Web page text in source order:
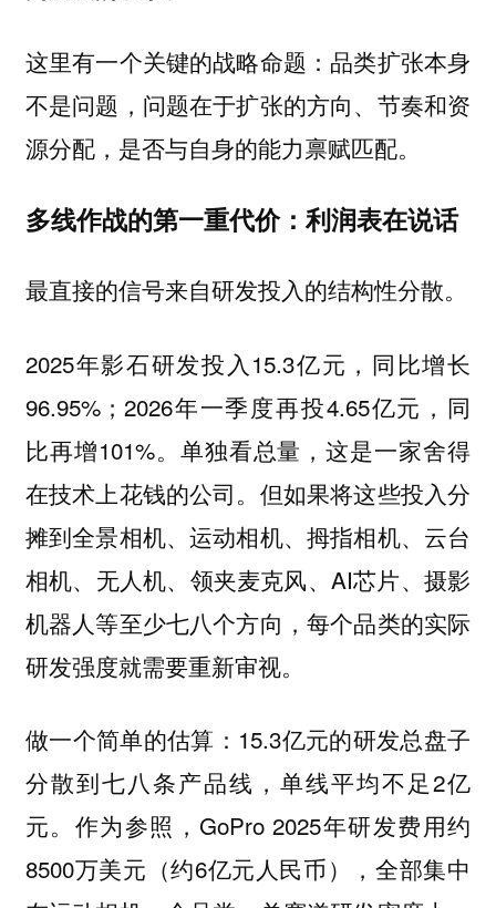
这里有一个关键的战略命题：品类扩张本身
不是问题，问题在于扩张的方向、节奏和资
源分配，是否与自身的能力禀赋匹配。
多线作战的第一重代价：利润表在说话
最直接的信号来自研发投入的结构性分散。
2025年影石研发投入15.3亿元，同比增长
96.95%；2026年一季度再投4.65亿元，同
比再增101%。单独看总量，这是一家舍得
在技术上花钱的公司。但如果将这些投入分
摊到全景相机、运动相机、拇指相机、云台
相机、无人机、领夹麦克风、AI芯片、摄影
机器人等至少七八个方向，每个品类的实际
研发强度就需要重新审视。
做一个简单的估算：15.3亿元的研发总盘子
分散到七八条产品线，单线平均不足2亿
元。作为参照，GoPro 2025年研发费用约
8500万美元（约6亿元人民币），全部集中